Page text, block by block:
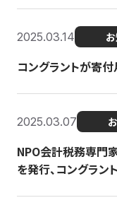
2025.03.14
コングラントが寄
2025.03.07
NPO会計税務専門
を発行、コングラ